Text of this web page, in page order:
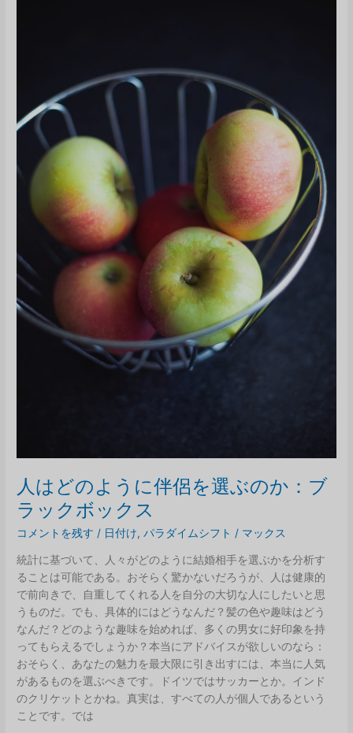
な
人はどのように伴侶を選ぶのか：ブ
ラックボックス
コメントを残す / 日付け,パラダイムシフト / マックス
統計に基づいて、人々がどのように結婚相手を選ぶかを分析す
ることは可能である。おそらく驚かないだろうが、人は健康的
で前向きで、自重してくれる人を自分の大切な人にしたいと思
うものだ。でも、具体的にはどうなんだ？髪の色や趣味はどう
なんだ？どのような趣味を始めれば、多くの男女に好印象を持
ってもらえるでしょうか？本当にアドバイスが欲しいのなら：
おそらく、あなたの魅力を最大限に引き出すには、本当に人気
があるものを選ぶべきです。ドイツではサッカーとか。インド
のクリケットとかね。真実は、すべての人が個人であるという
ことです。では